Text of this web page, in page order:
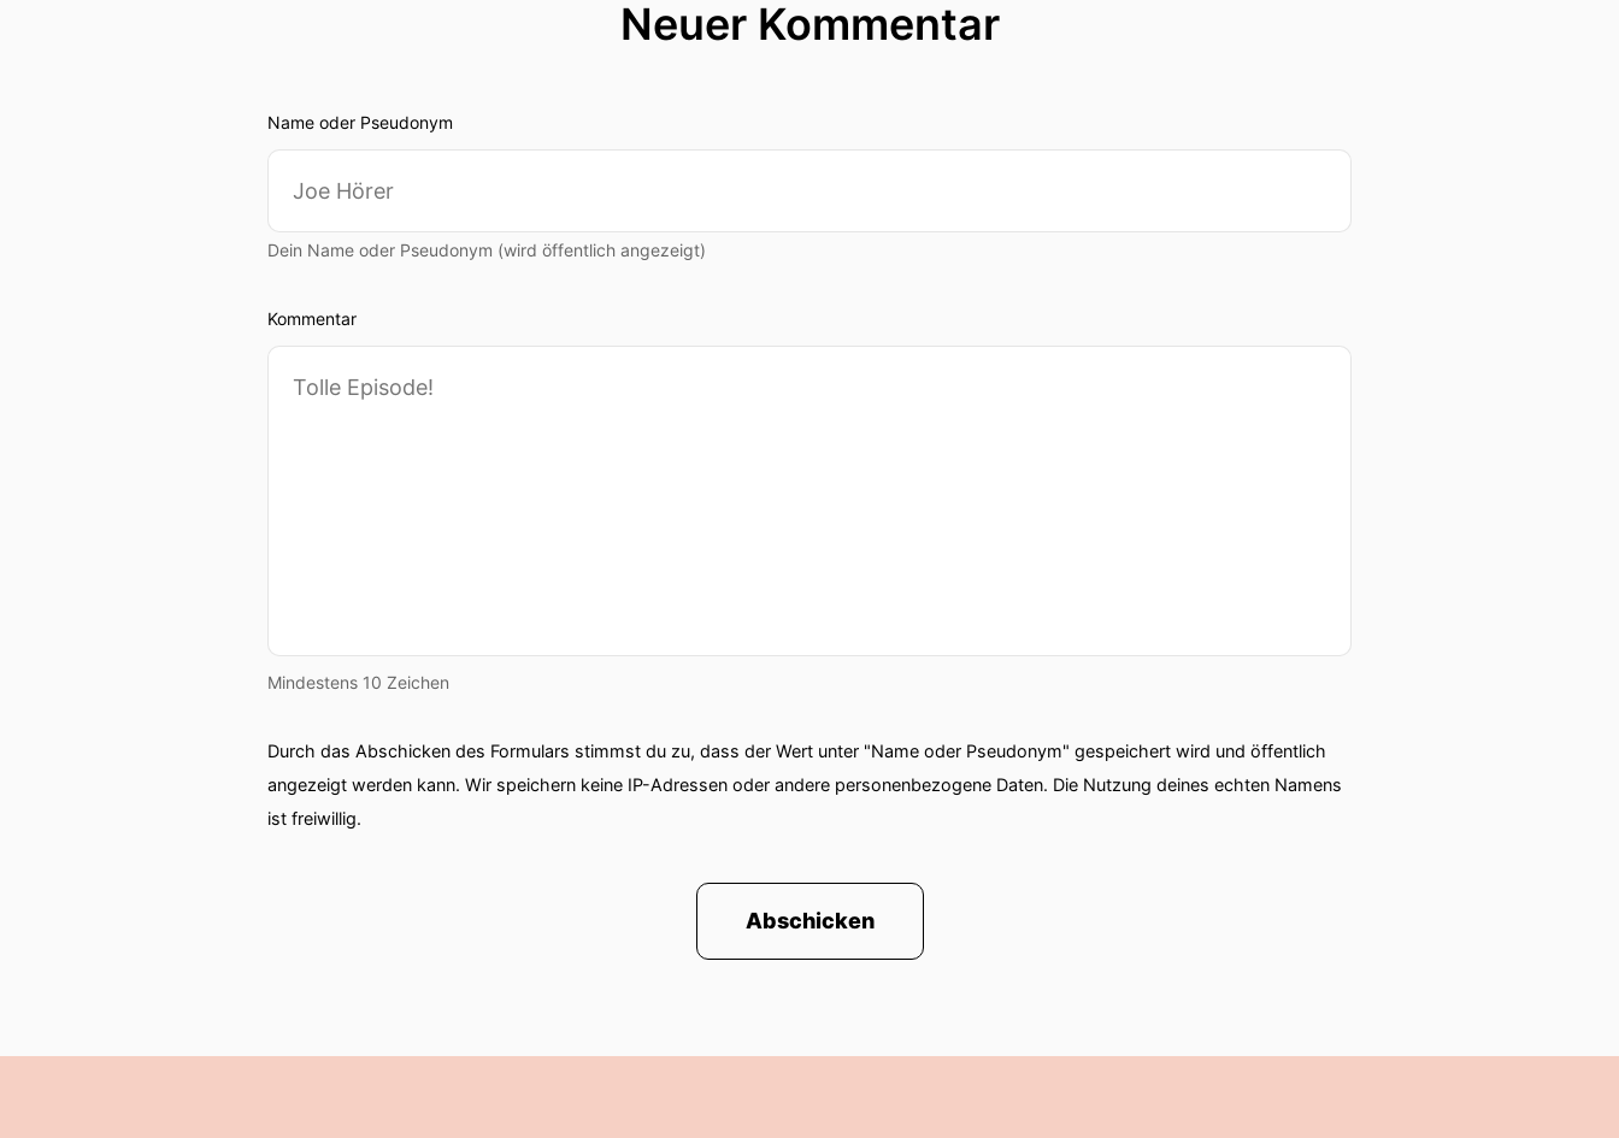
Neuer Kommentar
Name oder Pseudonym
Dein Name oder Pseudonym (wird öffentlich angezeigt)
Kommentar
Mindestens 10 Zeichen
Durch das Abschicken des Formulars stimmst du zu, dass der Wert unter "Name oder Pseudonym" gespeichert wird und öffentlich
angezeigt werden kann. Wir speichern keine IP-Adressen oder andere personenbezogene Daten. Die Nutzung deines echten Namens
ist freiwillig.
Abschicken